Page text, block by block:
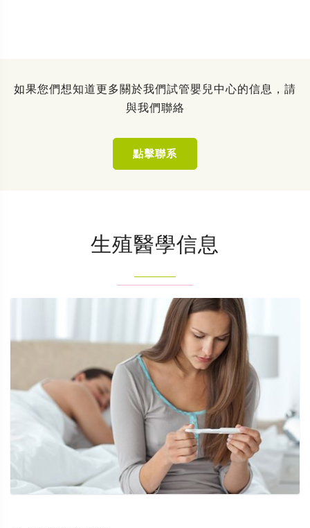
如果您們想知道更多關於我們試管嬰兒中心的信息，請
與我們聯絡
點擊聯系
生殖醫學信息